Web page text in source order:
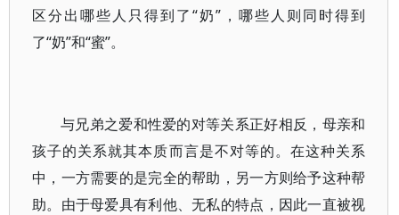
区分出哪些人只得到了“奶”，哪些人则同时得到
了“奶”和“蜜”。
与兄弟之爱和性爱的对等关系正好相反，母亲和
孩子的关系就其本质而言是不对等的。在这种关系
中，一方需要的是完全的帮助，另一方则给予这种帮
助。由于母爱具有利他、无私的特点，因此一直被视